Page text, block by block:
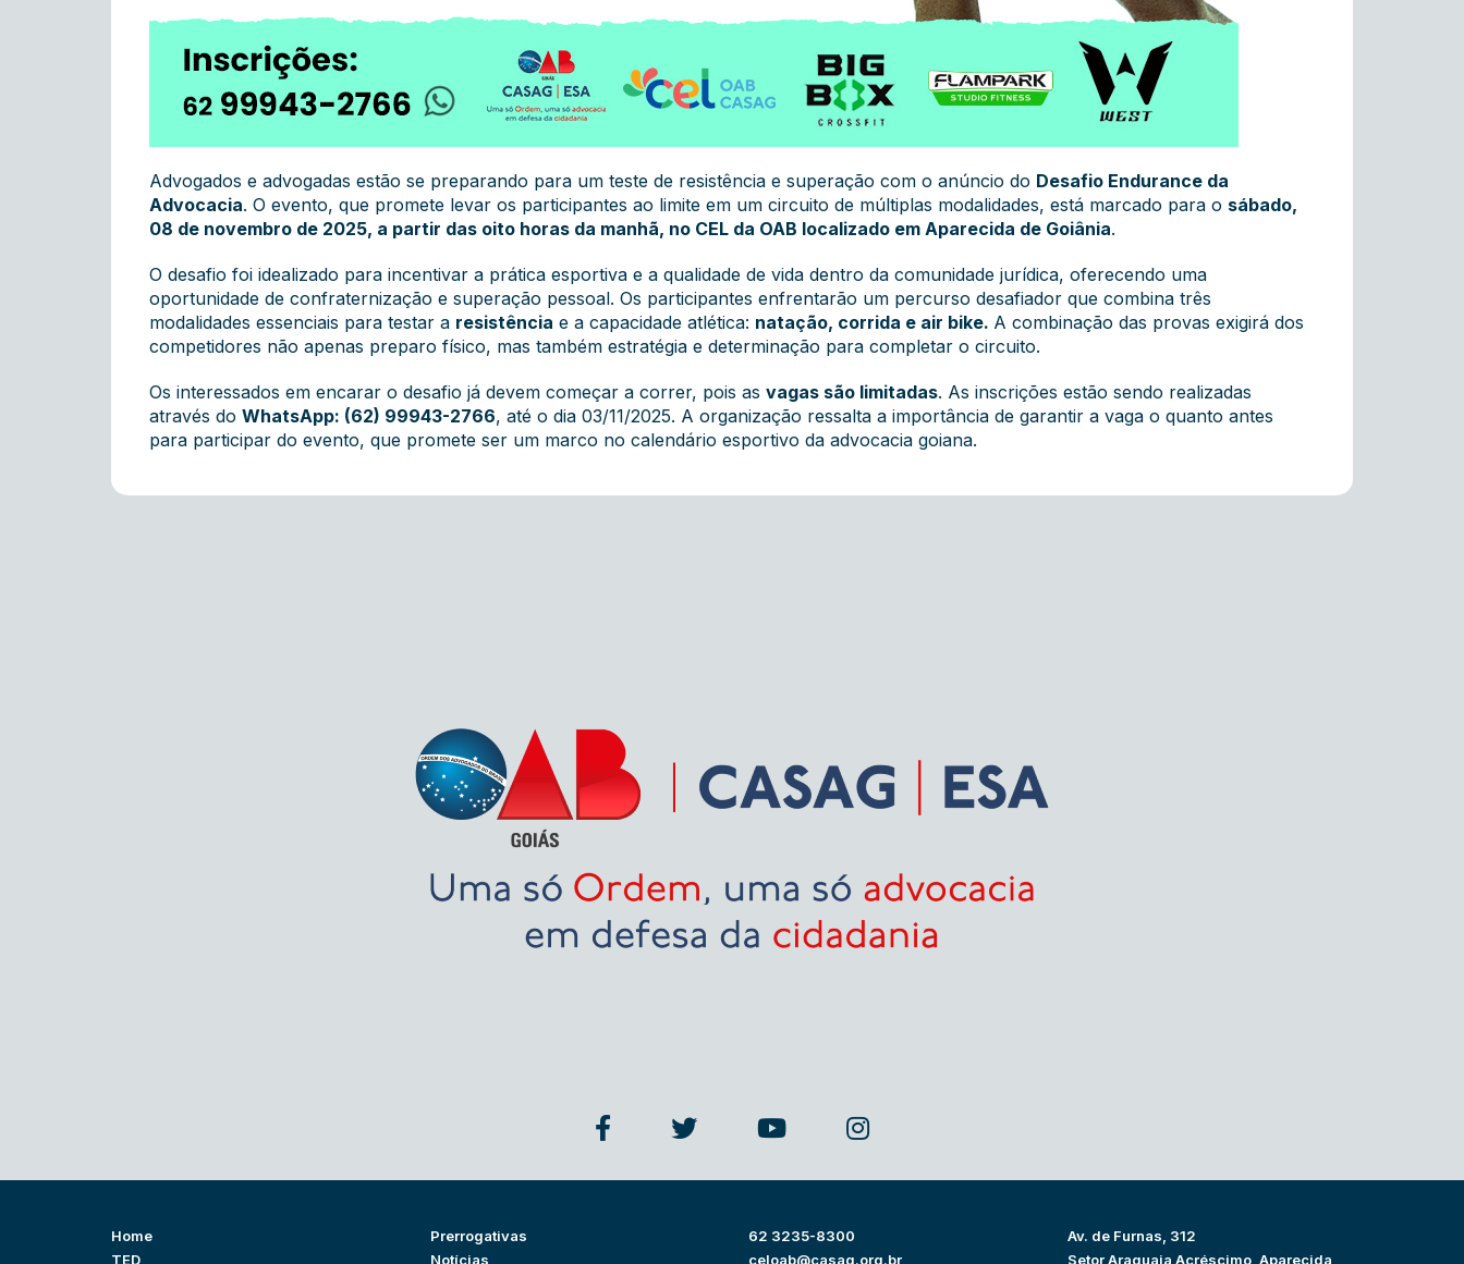
Advogados e advogadas estão se preparando para um teste de resistência e superação com o anúncio do Desafio Endurance da
Advocacia. O evento, que promete levar os participantes ao limite em um circuito de múltiplas modalidades, está marcado para o sábado,
08 de novembro de 2025, a partir das oito horas da manhã, no CEL da OAB localizado em Aparecida de Goiânia.
O desafio foi idealizado para incentivar a prática esportiva e a qualidade de vida dentro da comunidade jurídica, oferecendo uma
oportunidade de confraternização e superação pessoal. Os participantes enfrentarão um percurso desafiador que combina três
modalidades essenciais para testar a resistência e a capacidade atlética: natação, corrida e air bike. A combinação das provas exigirá dos
competidores não apenas preparo físico, mas também estratégia e determinação para completar o circuito.
Os interessados em encarar o desafio já devem começar a correr, pois as vagas são limitadas. As inscrições estão sendo realizadas
através do WhatsApp: (62) 99943-2766, até o dia 03/11/2025. A organização ressalta a importância de garantir a vaga o quanto antes
para participar do evento, que promete ser um marco no calendário esportivo da advocacia goiana.
Home
TED
Prerrogativas
Notícias
62 3235-8300
celoab@casag.org.br
Av. de Furnas, 312
Setor Araguaia Acréscimo, Aparecida